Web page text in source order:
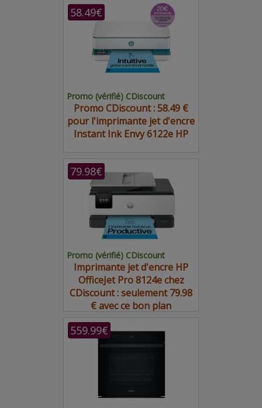
58.49€
Promo (vérifié) CDiscount
Promo CDiscount : 58.49 €
pour l'imprimante jet d'encre
Instant Ink Envy 6122e HP
79.98€
Promo (vérifié) CDiscount
Imprimante jet d'encre HP
OfficeJet Pro 8124e chez
CDiscount : seulement 79.98
€ avec ce bon plan
559.99€